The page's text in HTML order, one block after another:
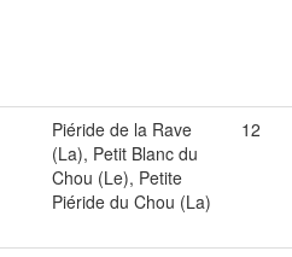
Piéride de la Rave
(La), Petit Blanc du
Chou (Le), Petite
Piéride du Chou (La)
12